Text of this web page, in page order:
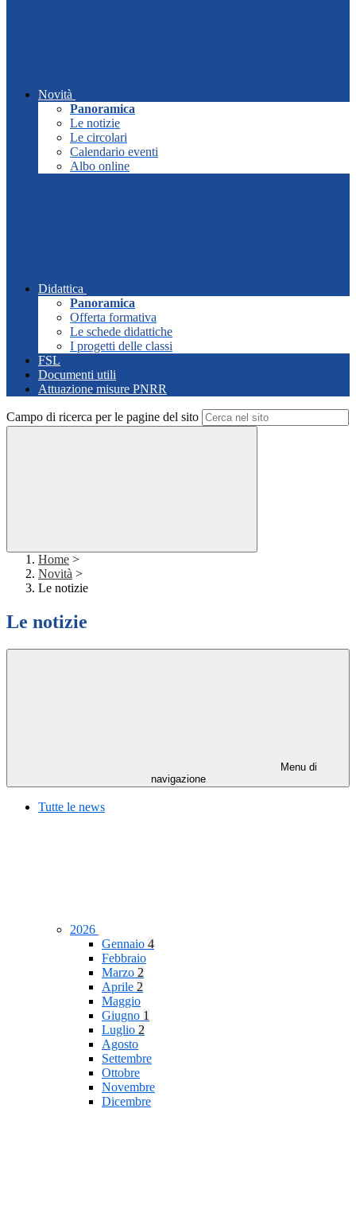
Novità
Panoramica
Le notizie
Le circolari
Calendario eventi
Albo online
Didattica
Panoramica
Offerta formativa
Le schede didattiche
I progetti delle classi
FSL
Documenti utili
Attuazione misure PNRR
Campo di ricerca per le pagine del sito
Home >
Novità >
Le notizie
Le notizie
Menu di
navigazione
Tutte le news
2026
Gennaio 4
Febbraio
Marzo 2
Aprile 2
Maggio
Giugno 1
Luglio 2
Agosto
Settembre
Ottobre
Novembre
Dicembre